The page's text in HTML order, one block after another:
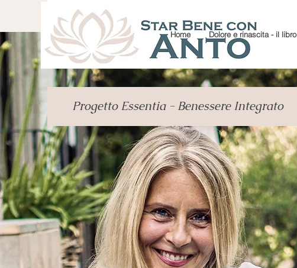
Home Dolore e rinascita - il libro
Progetto Essentia - Benessere Integrato